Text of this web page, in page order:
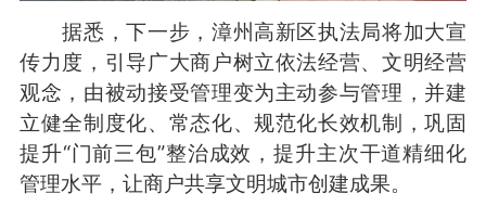
据悉，下一步，漳州高新区执法局将加大宣
传力度，引导广大商户树立依法经营、文明经营
观念，由被动接受管理变为主动参与管理，并建
立健全制度化、常态化、规范化长效机制，巩固
提升“门前三包”整治成效，提升主次干道精细化
管理水平，让商户共享文明城市创建成果。